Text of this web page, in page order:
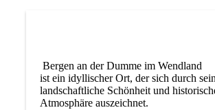
Bergen an der Dumme im Wendland
ist ein idyllischer Ort, der sich durch
landschaftliche Schönheit und
Atmosphäre auszeichnet.